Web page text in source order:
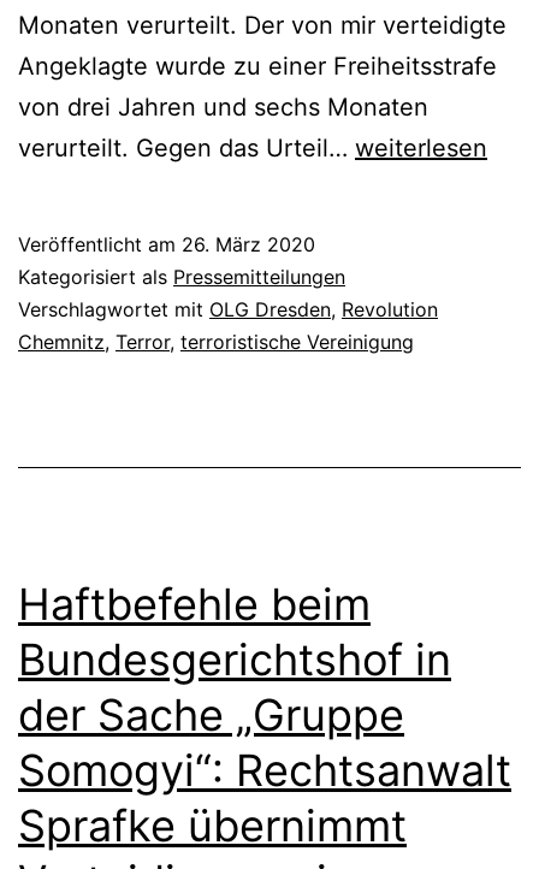
Monaten verurteilt. Der von mir verteidigte
Angeklagte wurde zu einer Freiheitsstrafe
von drei Jahren und sechs Monaten
verurteilt. Gegen das Urteil… weiterlesen
Veröffentlicht am 26. März 2020
Kategorisiert als Pressemitteilungen
Verschlagwortet mit OLG Dresden, Revolution
Chemnitz, Terror, terroristische Vereinigung
Haftbefehle beim
Bundesgerichtshof in
der Sache „Gruppe
Somogyi“: Rechtsanwalt
Sprafke übernimmt